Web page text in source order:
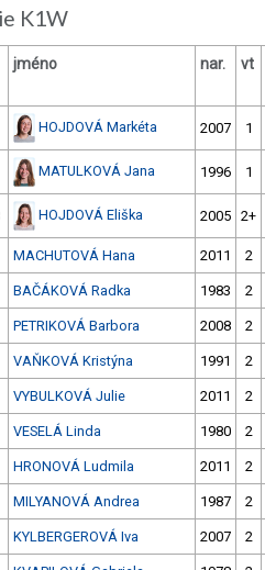
K1W
jméno nar. vt
HOJDOVÁ Markéta 2007 1
MATULKOVÁ Jana 1996 1
HOJDOVÁ Eliška 2005 2+
MACHUTOVÁ Hana 2011 2
BAČÁKOVÁ Radka 1983 2
PETRIKOVÁ Barbora 2008 2
VAŇKOVÁ Kristýna 1991 2
VYBULKOVÁ Julie 2011 2
VESELÁ Linda 1980 2
HRONOVÁ Ludmila 2011 2
MILYANOVÁ Andrea 1987 2
KYLBERGEROVÁ Iva 2007 2